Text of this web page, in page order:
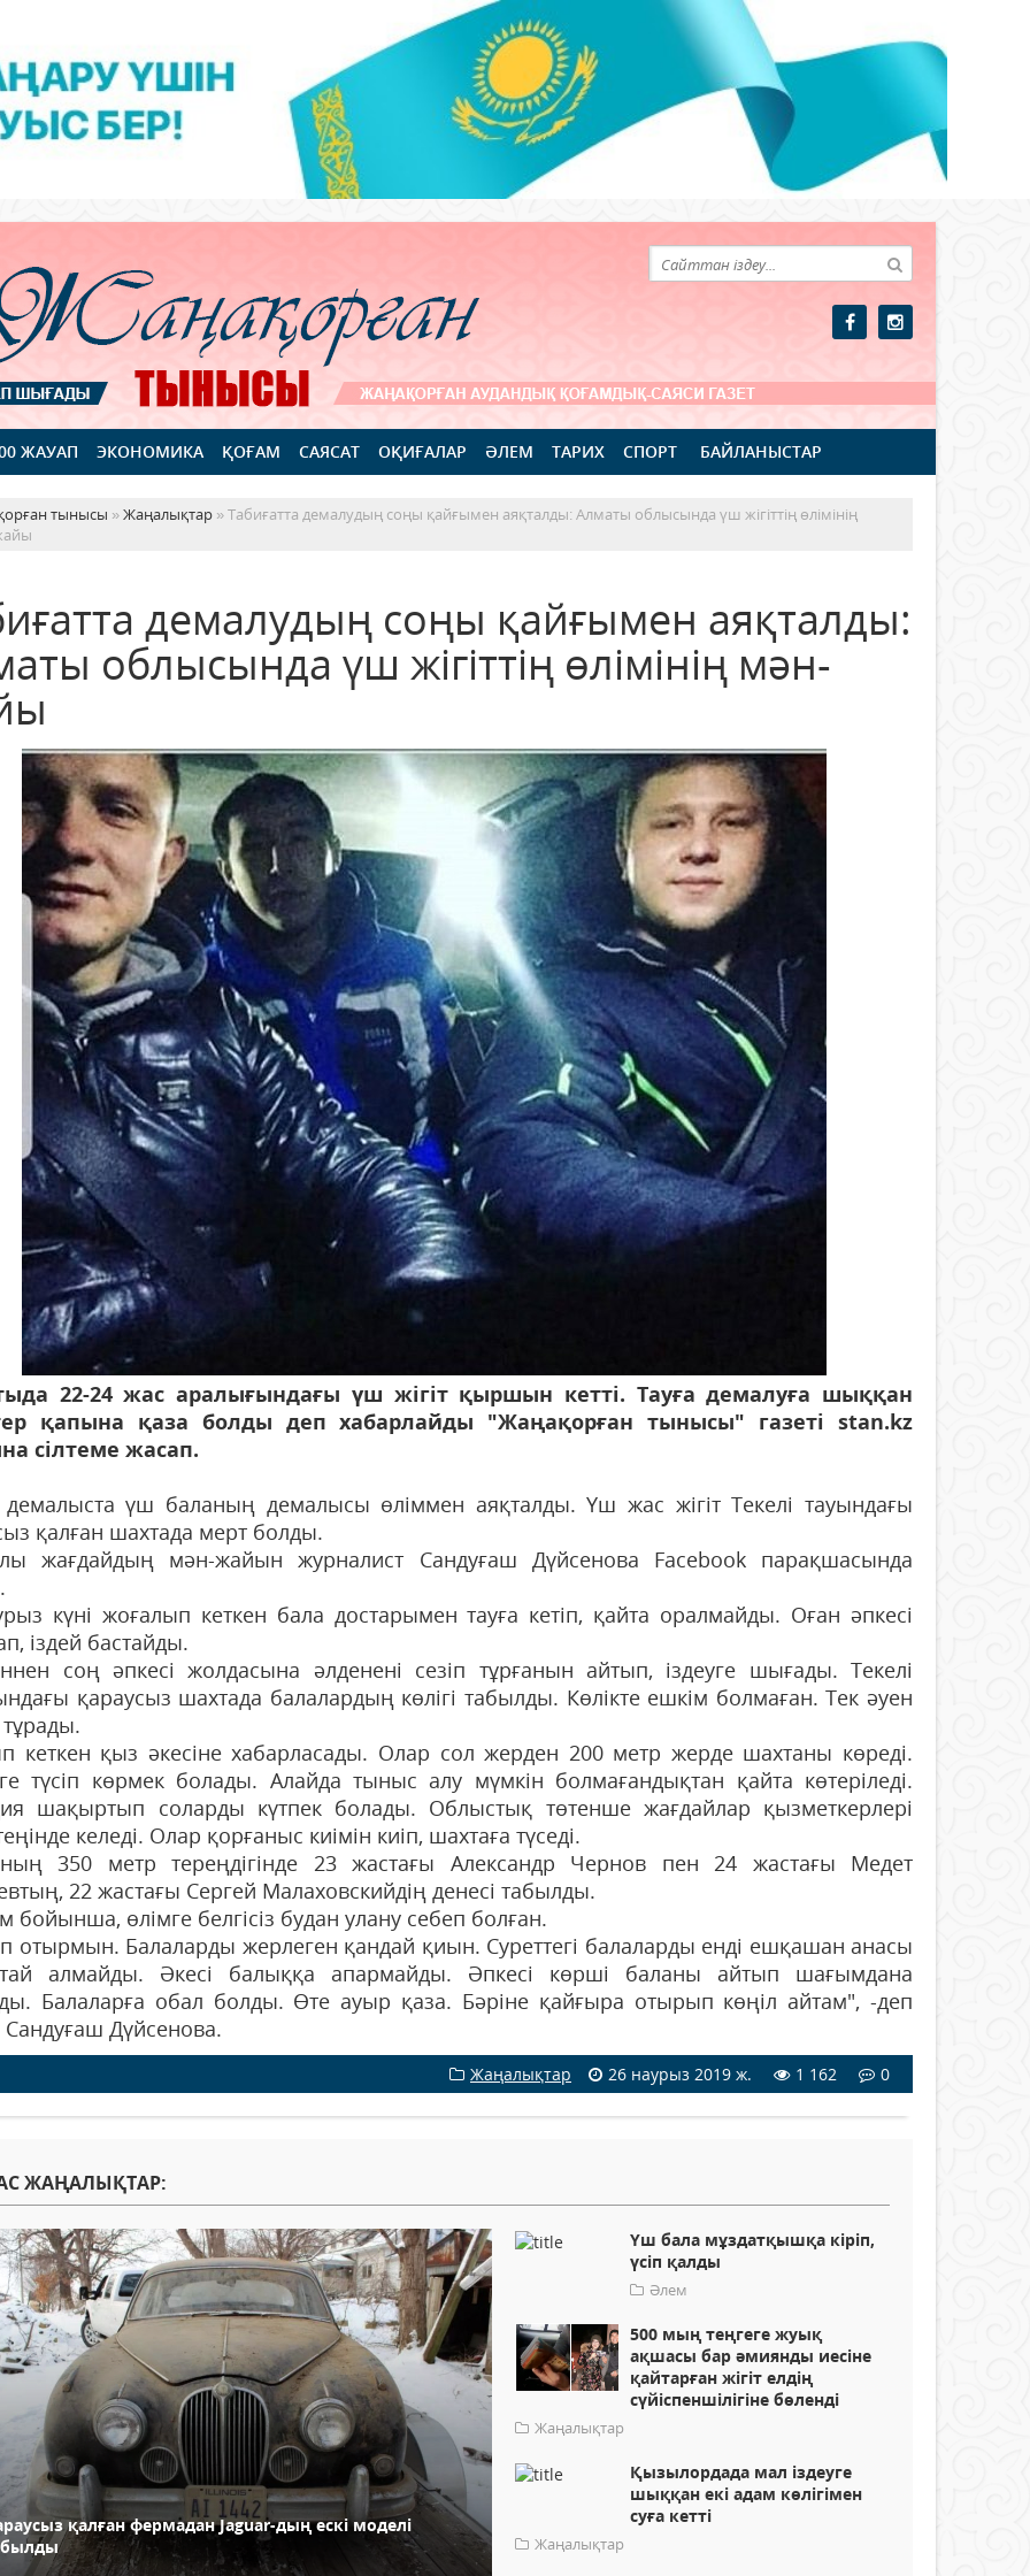
ЖАУАП ЭКОНОМИКА ҚОҒАМ САЯСАТ ОҚИҒАЛАР ӘЛЕМ ТАРИХ СПОРТ БАЙЛАНЫСТАР
тынысы »Жаңалықтар » Табиғатта демалудың соңы қайғымен аяқталды: Алматы облысында үш жігіттің өлімінің
демалудың соңы қайғымен аяқталды:
облысында үш жігіттің өлімінің мән-
22-24 жас аралығындағы үш жігіт қыршын кетті. Тауға демалуға шыққан
қапына қаза болды деп хабарлайды "Жаңақорған тынысы" газеті stan.kz
сілтеме жасап.
демалыста үш баланың демалысы өліммен аяқталды. Үш жас жігіт Текелі тауындағы
қалған шахтада мерт болды.
жағдайдың мән-жайын журналист Сандуғаш Дүйсенова Facebook парақшасында
күні жоғалып кеткен бала достарымен тауға кетіп, қайта оралмайды. Оған әпкесі
іздей бастайды.
соң әпкесі жолдасына әлденені сезіп тұрғанын айтып, іздеуге шығады. Текелі
қараусыз шахтада балалардың көлігі табылды. Көлікте ешкім болмаған. Тек әуен
кеткен қыз әкесіне хабарласады. Олар сол жерден 200 метр жерде шахтаны көреді.
түсіп көрмек болады. Алайда тыныс алу мүмкін болмағандықтан қайта көтеріледі.
шақыртып соларды күтпек болады. Облыстық төтенше жағдайлар қызметкерлері
келеді. Олар қорғаныс киімін киіп, шахтаға түседі.
350 метр тереңдігінде 23 жастағы Александр Чернов пен 24 жастағы Медет
22 жастағы Сергей Малаховскийдің денесі табылды.
бойынша, өлімге белгісіз будан улану себеп болған.
отырмын. Балаларды жерлеген қандай қиын. Суреттегі балаларды енді ешқашан анасы
алмайды. Әкесі балыққа апармайды. Әпкесі көрші баланы айтып шағымдана
Балаларға обал болды. Өте ауыр қаза. Бәріне қайғыра отырып көңіл айтам", -деп
Дүйсенова.
Жаңалықтар 26 наурыз 2019 ж. 1 162 0
ЖАҢАЛЫҚТАР:
қалған фермадан Jaguar-дың ескі моделі
Үш бала мұздатқышқа кіріп,
үсіп қалды
Әлем
500 мың теңгеге жуық
ақшасы бар әмиянды иесіне
қайтарған жігіт елдің
сүйіспеншілігіне бөленді
Жаңалықтар
Қызылордада мал іздеуге
шыққан екі адам көлігімен
суға кетті
Жаңалықтар